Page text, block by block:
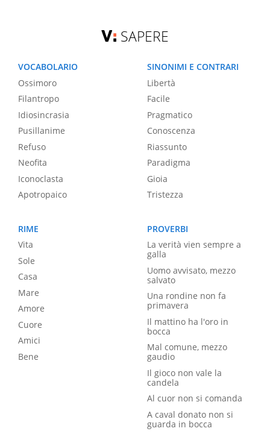
SAPERE
VOCABOLARIO
Ossimoro
Filantropo
Idiosincrasia
Pusillanime
Refuso
Neofita
Iconoclasta
Apotropaico
SINONIMI E CONTRARI
Libertà
Facile
Pragmatico
Conoscenza
Riassunto
Paradigma
Gioia
Tristezza
RIME
Vita
Sole
Casa
Mare
Amore
Cuore
Amici
Bene
PROVERBI
La verità vien sempre a
galla
Uomo avvisato, mezzo
salvato
Una rondine non fa
primavera
Il mattino ha l'oro in
bocca
Mal comune, mezzo
gaudio
Il gioco non vale la
candela
Al cuor non si comanda
A caval donato non si
guarda in bocca